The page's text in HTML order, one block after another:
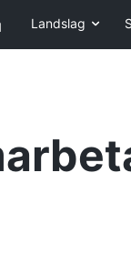
Landslag